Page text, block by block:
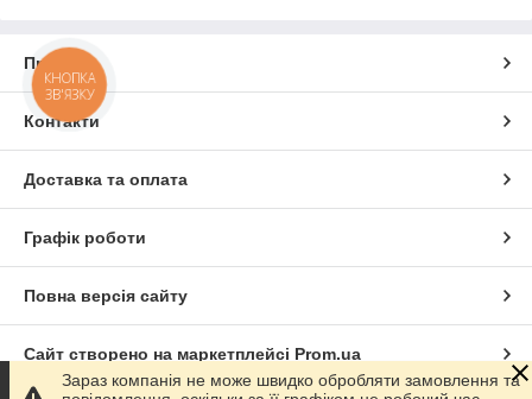
Про нас
Контакти
Доставка та оплата
Графік роботи
Повна версія сайту
Сайт створено на маркетплейсі Prom.ua
Зараз компанія не може швидко обробляти замовлення та
КНОПКА
ЗВ'ЯЗКУ